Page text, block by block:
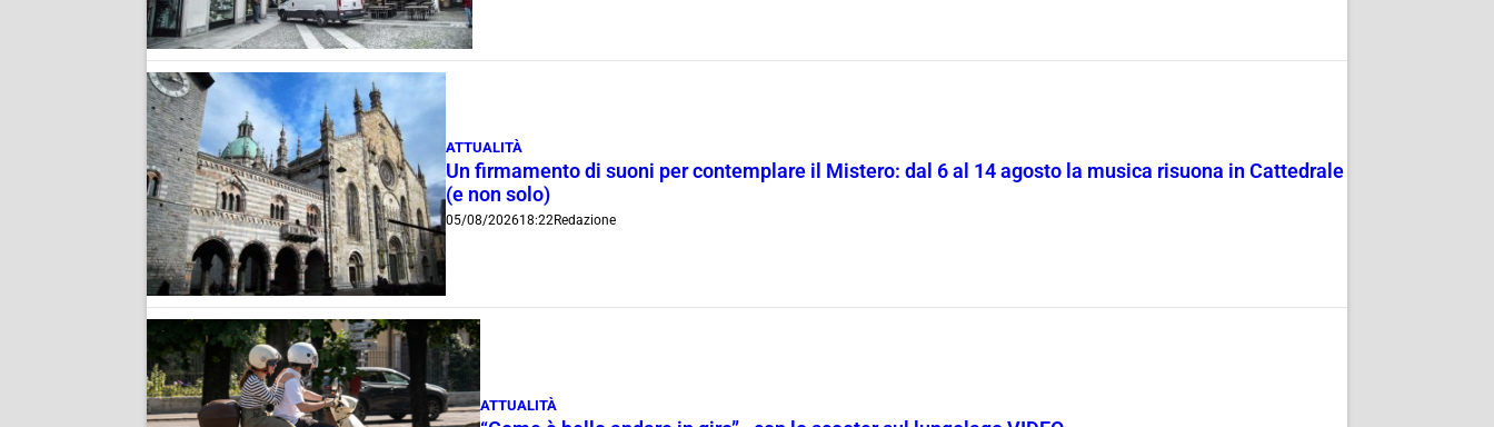
ATTUALITÀ
Un firmamento di suoni per contemplare il Mistero: dal 6 al 14 agosto la musica risuona in Cattedrale
(e non solo)
05/08/202618:22Redazione
ATTUALITÀ